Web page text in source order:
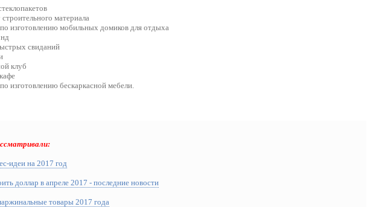
материала
изготовлению мобильных домиков для отдыха
свиданий
клуб
изготовлению бескаркасной мебели.
идеи на 2017 год
доллар в апреле 2017 - последние новости
товары 2017 года